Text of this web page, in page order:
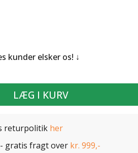
kunder elsker os!
LÆG I KURV
returpolitik her
- gratis fragt over kr. 999,-